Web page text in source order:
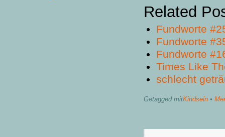
Related
Fundworte
Fundworte
Fundworte
Times Like
schlecht
Getagged mitKindsein •